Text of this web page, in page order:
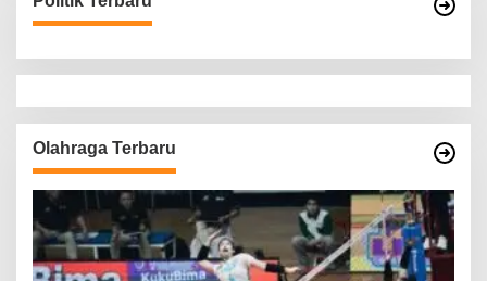
Olahraga Terbaru